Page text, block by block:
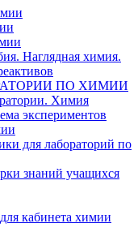
Наглядная химия.
ПО ХИМИИ
Химия
экспериментов
для лабораторий по
знаний учащихся
кабинета химии